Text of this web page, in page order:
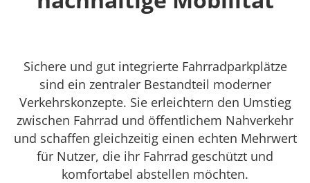
Sichere und gut integrierte Fahrradparkplätze
sind ein zentraler Bestandteil moderner
Verkehrskonzepte. Sie erleichtern den Umstieg
zwischen Fahrrad und öffentlichem Nahverkehr
und schaffen gleichzeitig einen echten Mehrwert
für Nutzer, die ihr Fahrrad geschützt und
komfortabel abstellen möchten.